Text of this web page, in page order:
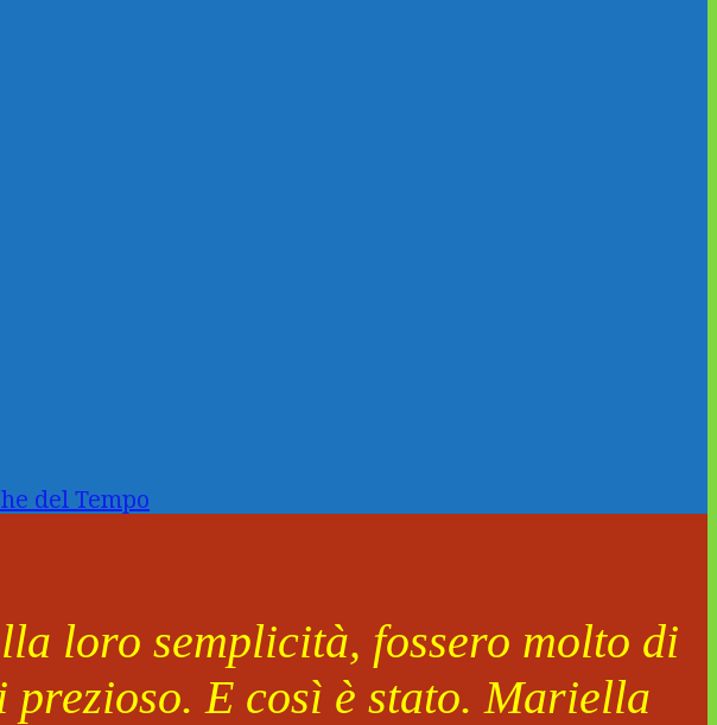
del Tempo
loro semplicità, fossero molto di
E così è stato. Mariella